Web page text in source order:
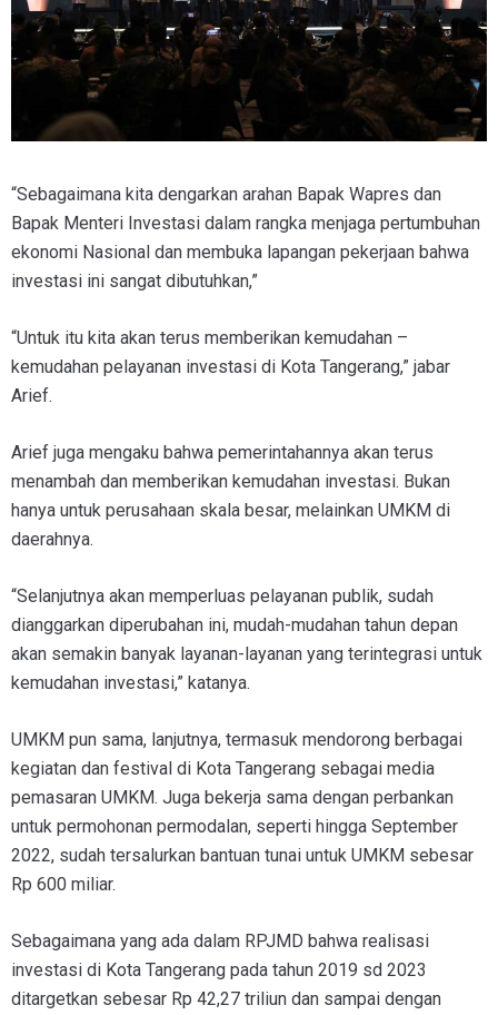
“Sebagaimana kita dengarkan arahan Bapak Wapres dan
Bapak Menteri Investasi dalam rangka menjaga pertumbuhan
ekonomi Nasional dan membuka lapangan pekerjaan bahwa
investasi ini sangat dibutuhkan,”
“Untuk itu kita akan terus memberikan kemudahan –
kemudahan pelayanan investasi di Kota Tangerang,” jabar
Arief.
Arief juga mengaku bahwa pemerintahannya akan terus
menambah dan memberikan kemudahan investasi. Bukan
hanya untuk perusahaan skala besar, melainkan UMKM di
daerahnya.
“Selanjutnya akan memperluas pelayanan publik, sudah
dianggarkan diperubahan ini, mudah-mudahan tahun depan
akan semakin banyak layanan-layanan yang terintegrasi untuk
kemudahan investasi,” katanya.
UMKM pun sama, lanjutnya, termasuk mendorong berbagai
kegiatan dan festival di Kota Tangerang sebagai media
pemasaran UMKM. Juga bekerja sama dengan perbankan
untuk permohonan permodalan, seperti hingga September
2022, sudah tersalurkan bantuan tunai untuk UMKM sebesar
Rp 600 miliar.
Sebagaimana yang ada dalam RPJMD bahwa realisasi
investasi di Kota Tangerang pada tahun 2019 sd 2023
ditargetkan sebesar Rp 42,27 triliun dan sampai dengan